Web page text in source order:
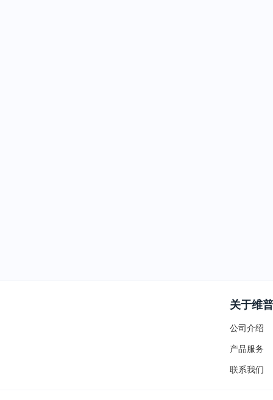
关于维普
公司介绍
产品服务
联系我们